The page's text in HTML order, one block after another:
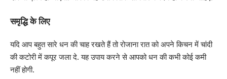
समृद्धि के लिए
यदि आप बहुत सारे धन की चाह रखते हैं तो रोजाना रात को अपने किचन में चांदी
की कटोरी में कपूर जला दे. यह उपाय करने से आपको धन की कभी कोई कमी
नहीं होगी.